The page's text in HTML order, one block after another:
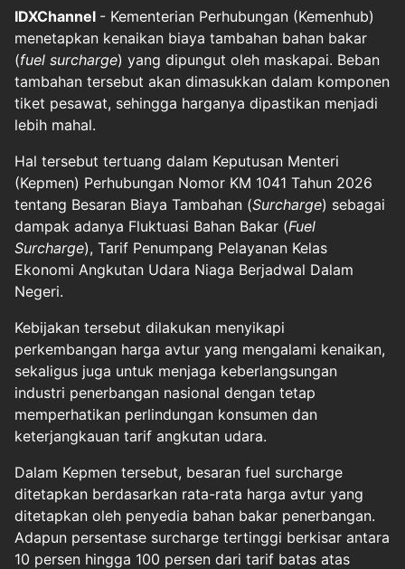
IDXChannel - Kementerian Perhubungan (Kemenhub)
menetapkan kenaikan biaya tambahan bahan bakar
(fuel surcharge) yang dipungut oleh maskapai. Beban
tambahan tersebut akan dimasukkan dalam komponen
tiket pesawat, sehingga harganya dipastikan menjadi
lebih mahal.
Hal tersebut tertuang dalam Keputusan Menteri
(Kepmen) Perhubungan Nomor KM 1041 Tahun 2026
tentang Besaran Biaya Tambahan (Surcharge) sebagai
dampak adanya Fluktuasi Bahan Bakar (Fuel
Surcharge), Tarif Penumpang Pelayanan Kelas
Ekonomi Angkutan Udara Niaga Berjadwal Dalam
Negeri.
Kebijakan tersebut dilakukan menyikapi
perkembangan harga avtur yang mengalami kenaikan,
sekaligus juga untuk menjaga keberlangsungan
industri penerbangan nasional dengan tetap
memperhatikan perlindungan konsumen dan
keterjangkauan tarif angkutan udara.
Dalam Kepmen tersebut, besaran fuel surcharge
ditetapkan berdasarkan rata-rata harga avtur yang
ditetapkan oleh penyedia bahan bakar penerbangan.
Adapun persentase surcharge tertinggi berkisar antara
10 persen hingga 100 persen dari tarif batas atas